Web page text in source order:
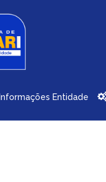
Informações Entidade